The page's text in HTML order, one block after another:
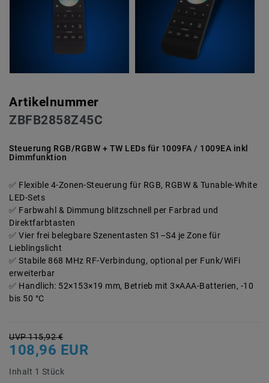
Artikelnummer
ZBFB2858Z45C
Steuerung RGB/RGBW + TW LEDs für 1009FA / 1009EA inkl
Dimmfunktion
Flexible 4-Zonen-Steuerung für RGB, RGBW & Tunable-White
LED-Sets
Farbwahl & Dimmung blitzschnell per Farbrad und
Direktfarbtasten
Vier frei belegbare Szenentasten S1–S4 je Zone für
Lieblingslicht
Stabile 868 MHz RF-Verbindung, optional per Funk/WiFi
erweiterbar
Handlich: 52×153×19 mm, Betrieb mit 3×AAA-Batterien, -10
bis 50 °C
UVP 115,92 €
108,96 EUR
Inhalt 1 Stück